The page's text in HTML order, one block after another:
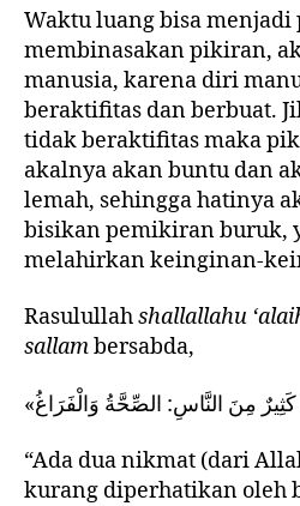
Waktu luang bisa
membinasakan pikiran,
manusia, karena diri
beraktifitas dan berbuat.
tidak beraktifitas maka
akalnya akan buntu dan
lemah, sehingga hatinya
bisikan pemikiran buruk,
melahirkan keinginan-
Rasulullahshallallahu
sallambersabda,
“Ada dua nikmat (dari
kurang diperhatikan oleh